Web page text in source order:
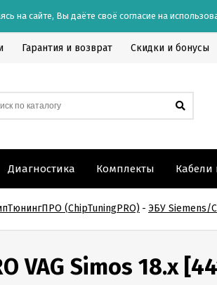
на сайте, Вы даёте своё согласие на
Гарантия и возврат Скидки и бонусы
Диагностика Комплекты Кабели
(ChipTuningPRO) - ЭБУ Siemens/
VAG Simos 18.x